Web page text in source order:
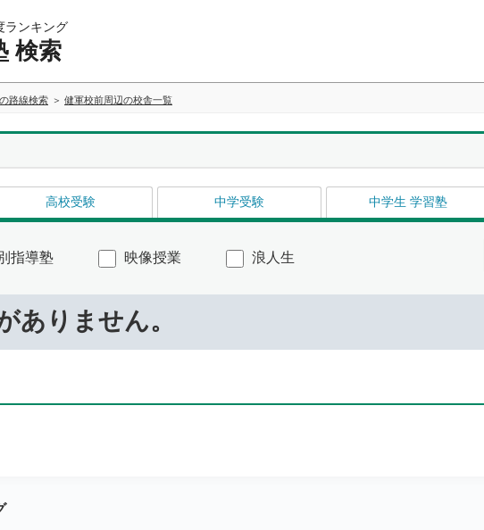
ランキング
検索
路線検索 健軍校前周辺の校舎一覧
高校受験 中学受験 中学生 学習塾
指導塾 映像授業 浪人生
ありません。